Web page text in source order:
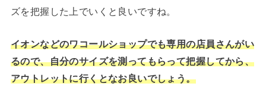
ズを把握した上でいくと良いですね。
イオンなどのワコールショップでも専用の店員さんがい
るので、自分のサイズを測ってもらって把握してから、
アウトレットに行くとなお良いでしょう。